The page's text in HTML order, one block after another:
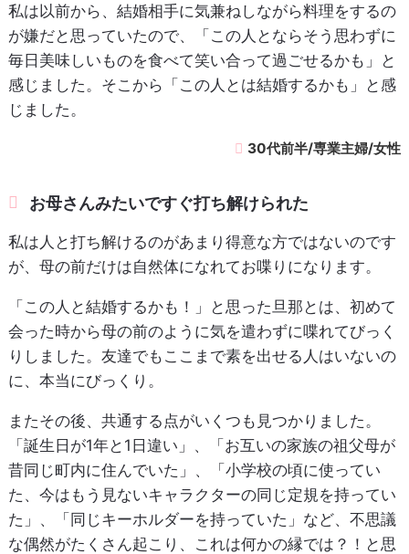
私は以前から、結婚相手に気兼ねしながら料理をするの
が嫌だと思っていたので、「この人とならそう思わずに
毎日美味しいものを食べて笑い合って過ごせるかも」と
感じました。そこから「この人とは結婚するかも」と感
じました。
30代前半/専業主婦/女性
お母さんみたいですぐ打ち解けられた
私は人と打ち解けるのがあまり得意な方ではないのです
が、母の前だけは自然体になれてお喋りになります。
「この人と結婚するかも！」と思った旦那とは、初めて
会った時から母の前のように気を遣わずに喋れてびっく
りしました。友達でもここまで素を出せる人はいないの
に、本当にびっくり。
またその後、共通する点がいくつも見つかりました。
「誕生日が1年と1日違い」、「お互いの家族の祖父母が
昔同じ町内に住んでいた」、「小学校の頃に使ってい
た、今はもう見ないキャラクターの同じ定規を持ってい
た」、「同じキーホルダーを持っていた」など、不思議
な偶然がたくさん起こり、これは何かの縁では？！と思